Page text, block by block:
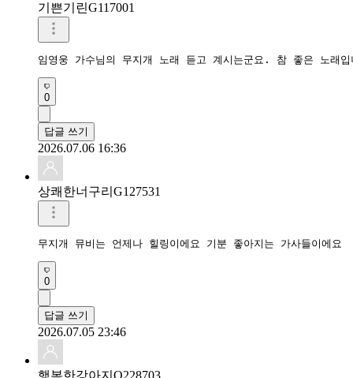
기쁜기린G117001
임영웅 가수님의 무지개 노래 듣고 계시는군요. 참 좋은 노래입
0
답글 쓰기
2026.07.06 16:36
상쾌한너구리G127531
무지개 뮤비는 언제나 힐링이에요 기분 좋아지는 가사들이에요
0
답글 쓰기
2026.07.05 23:46